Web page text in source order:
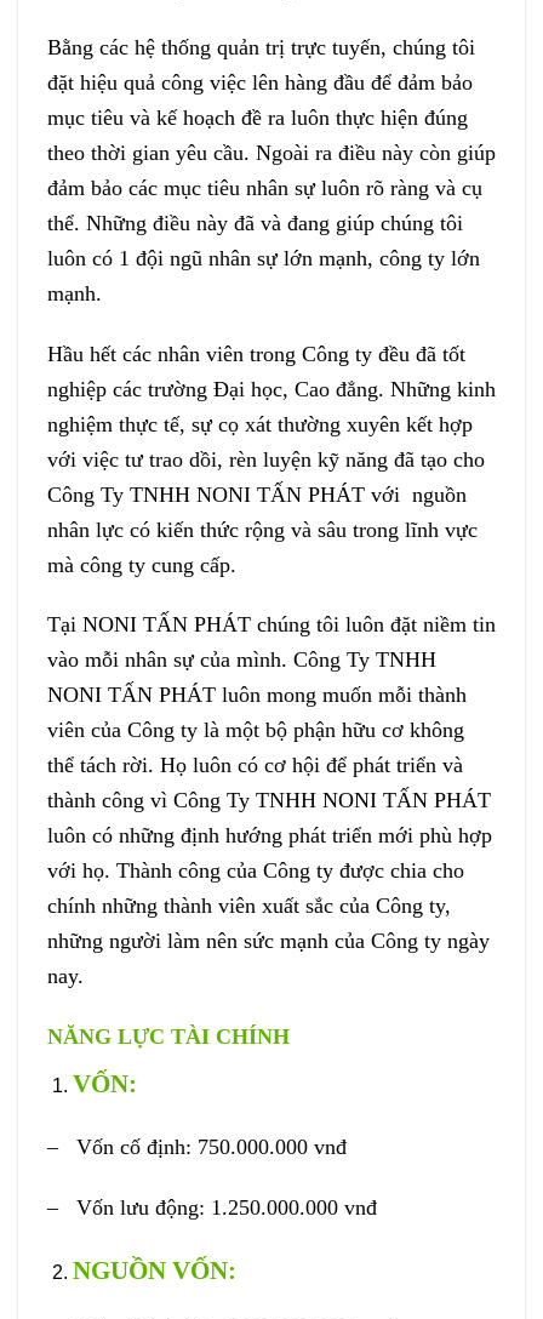
Bằng các hệ thống quản trị trực tuyến, chúng tôi
đặt hiệu quả công việc lên hàng đầu để đảm bảo
mục tiêu và kế hoạch đề ra luôn thực hiện đúng
theo thời gian yêu cầu. Ngoài ra điều này còn giúp
đảm bảo các mục tiêu nhân sự luôn rõ ràng và cụ
thể. Những điều này đã và đang giúp chúng tôi
luôn có 1 đội ngũ nhân sự lớn mạnh, công ty lớn
mạnh.
Hầu hết các nhân viên trong Công ty đều đã tốt
nghiệp các trường Đại học, Cao đẳng. Những kinh
nghiệm thực tế, sự cọ xát thường xuyên kết hợp
với việc tư trao dồi, rèn luyện kỹ năng đã tạo cho
Công Ty TNHH NONI TẤN PHÁT với nguồn
nhân lực có kiến thức rộng và sâu trong lĩnh vực
mà công ty cung cấp.
Tại NONI TẤN PHÁT chúng tôi luôn đặt niềm tin
vào mỗi nhân sự của mình. Công Ty TNHH
NONI TẤN PHÁT luôn mong muốn mỗi thành
viên của Công ty là một bộ phận hữu cơ không
thể tách rời. Họ luôn có cơ hội để phát triển và
thành công vì Công Ty TNHH NONI TẤN PHÁT
luôn có những định hướng phát triển mới phù hợp
với họ. Thành công của Công ty được chia cho
chính những thành viên xuất sắc của Công ty,
những người làm nên sức mạnh của Công ty ngày
nay.
NĂNG LỰC TÀI CHÍNH
VỐN:
– Vốn cố định: 750.000.000 vnđ
– Vốn lưu động: 1.250.000.000 vnđ
NGUỒN VỐN: